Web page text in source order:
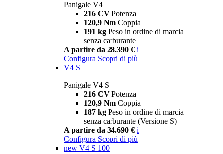
Panigale V4
216 CV Potenza
120,9 Nm Coppia
191 kg Peso in ordine di marcia
senza carburante
A partire da 28.390 € i
Configura Scopri di più
V4 S
Panigale V4 S
216 CV Potenza
120,9 Nm Coppia
187 kg Peso in ordine di marcia
senza carburante (Versione S)
A partire da 34.690 € i
Configura Scopri di più
new V4 S 100